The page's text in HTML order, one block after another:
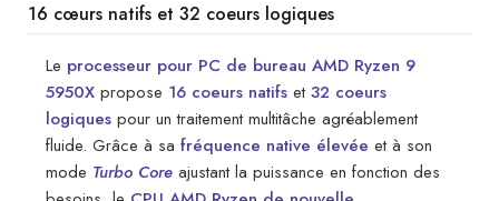
16 cœurs natifs et 32 coeurs logiques
Le processeur pour PC de bureau AMD Ryzen 9
5950X propose 16 coeurs natifs et32 coeurs
logiques pour un traitement multitâche agréablement
fluide. Grâce à sa fréquence native élevée et à son
mode Turbo Core ajustant la puissance en fonction des